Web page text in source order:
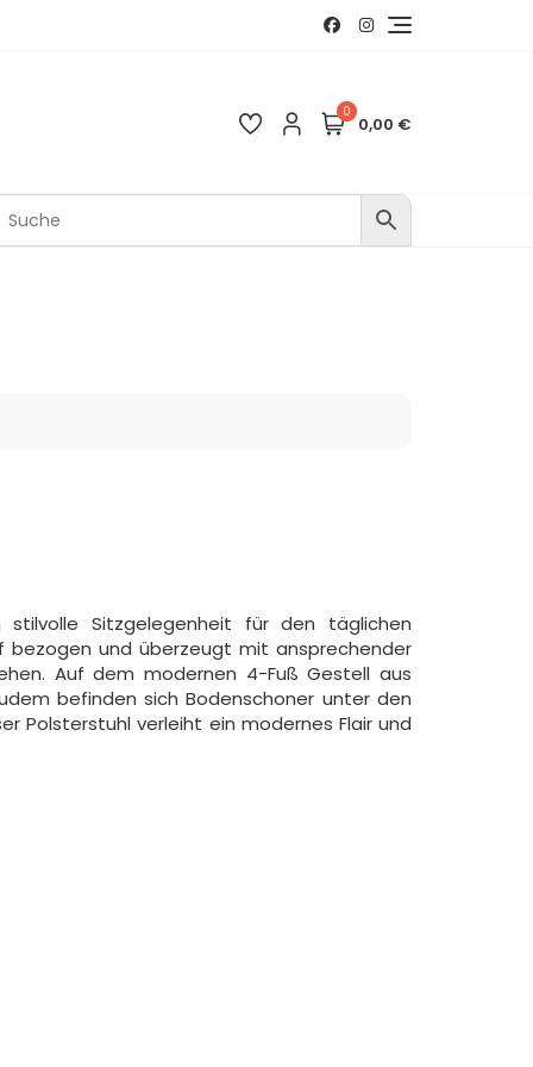
0
0,00 €
Sitzgelegenheit für den täglichen
und überzeugt mit ansprechender
Auf dem modernen 4-Fuß Gestell aus
befinden sich Bodenschoner unter den
Polsterstuhl verleiht ein modernes Flair und